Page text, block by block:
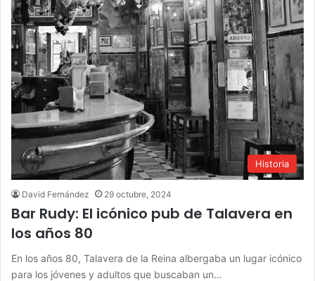
Historia
David Fernández 29 octubre, 2024
Bar Rudy: El icónico pub de Talavera en
los años 80
En los años 80, Talavera de la Reina albergaba un lugar icónico
para los jóvenes y adultos que buscaban un…